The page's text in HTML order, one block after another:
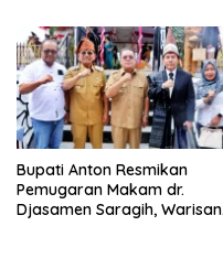
Bupati Anton Resmikan
Pemugaran Makam dr.
Djasamen Saragih, Warisan